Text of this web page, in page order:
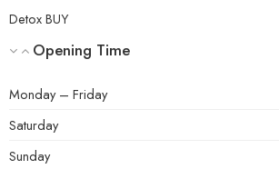
5 üzerinden
tayyibe(doğrulanmış kullanıcı)
tavsiyem. 1 ay içtikten sonra tamamen
yine alın bu sefer haftada 2 gün için.
bıraktığınızda eski iştahınız saldıra
bir çay. Hiçbir yan etkisi olmadı
Detox BUY
Opening Time
Monday – Friday
Saturday
Sunday